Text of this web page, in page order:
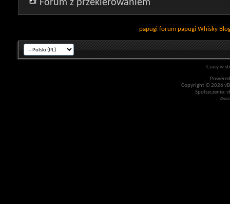
Forum z przekierowaniem
papugi forum papugi Whisky
Czasy w
Copyright © 2026
Spolszczenie: